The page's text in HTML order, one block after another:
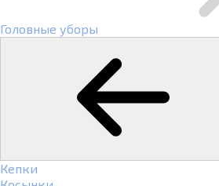
Головные уборы
Кепки